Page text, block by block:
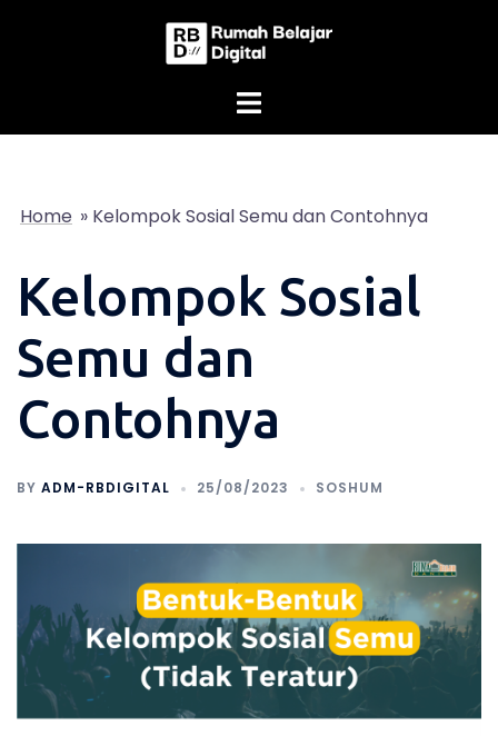
Home » Kelompok Sosial Semu dan Contohnya
Kelompok Sosial
Semu dan
Contohnya
BY ADM-RBDIGITAL 25/08/2023 SOSHUM